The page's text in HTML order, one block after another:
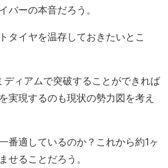
バーの本音だろう。
タイヤを温存しておきたいとこ
ディアムで突破することができれば
実現するのも現状の勢力図を考え
番適しているのか？これから約1ヶ
せることだろう。